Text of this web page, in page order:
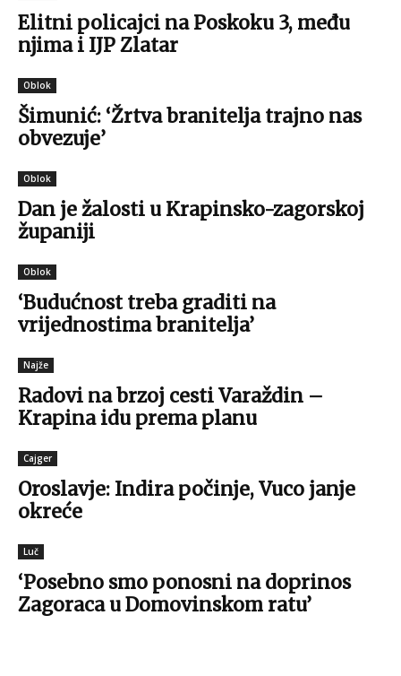
Elitni policajci na Poskoku 3, među
njima i IJP Zlatar
Oblok
Šimunić: ‘Žrtva branitelja trajno nas
obvezuje’
Oblok
Dan je žalosti u Krapinsko-zagorskoj
županiji
Oblok
‘Budućnost treba graditi na
vrijednostima branitelja’
Najže
Radovi na brzoj cesti Varaždin –
Krapina idu prema planu
Cajger
Oroslavje: Indira počinje, Vuco janje
okreće
Luč
‘Posebno smo ponosni na doprinos
Zagoraca u Domovinskom ratu’